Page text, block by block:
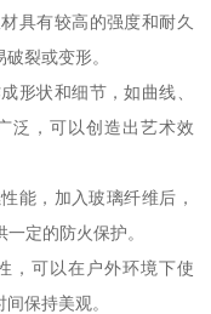
具有较高的强度和耐久
裂或变形。
形状和细节，如曲线、
泛，可以创造出艺术效
能，加入玻璃纤维后，
定的防火保护。
，可以在户外环境下使
保持美观。